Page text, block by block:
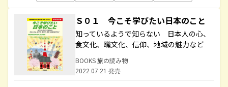
Ｓ０１ 今こそ学びたい日本のこと
知っているようで知らない 日本人の心、
食文化、職文化、信仰、地域の魅力など
BOOKS 旅の読み物
2022.07.21 発売